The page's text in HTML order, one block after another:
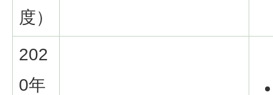
度）
202
0年